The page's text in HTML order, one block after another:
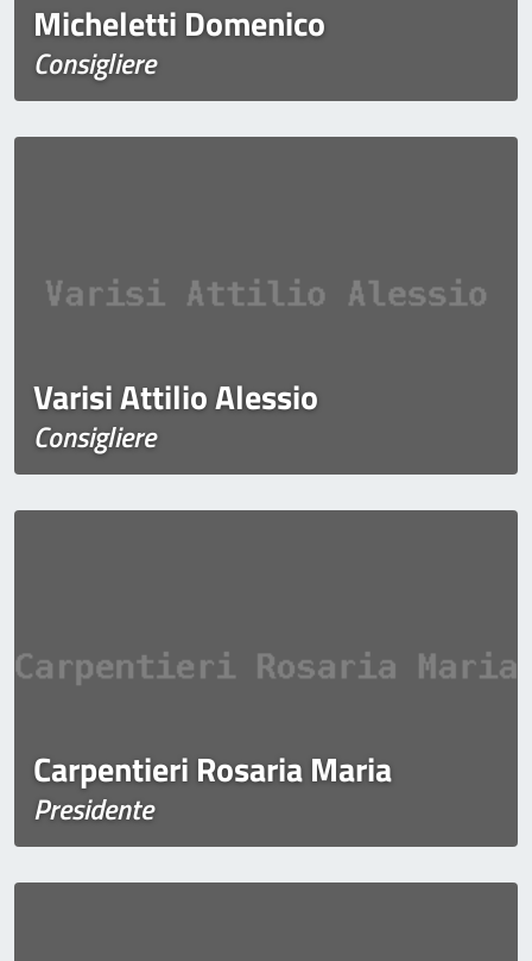
Micheletti Domenico
Consigliere
Varisi Attilio Alessio
Consigliere
Carpentieri Rosaria Maria
Presidente